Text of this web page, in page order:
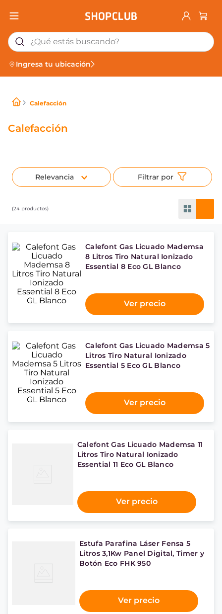
¿Qué estás buscando?
Ingresa tu ubicación
Calefacción
Calefacción
Relevancia
24 productos
Calefont Gas Licuado Mademsa
8 Litros Tiro Natural Ionizado
Essential 8 Eco GL Blanco
Ver precio
Calefont Gas Licuado Mademsa 5
Litros Tiro Natural Ionizado
Essential 5 Eco GL Blanco
Ver precio
Calefont Gas Licuado Mademsa 11
Litros Tiro Natural Ionizado
Essential 11 Eco GL Blanco
Ver precio
Estufa Parafina Láser Fensa 5
Litros 3,1Kw Panel Digital, Timer y
Botón Eco FHK 950
Ver precio